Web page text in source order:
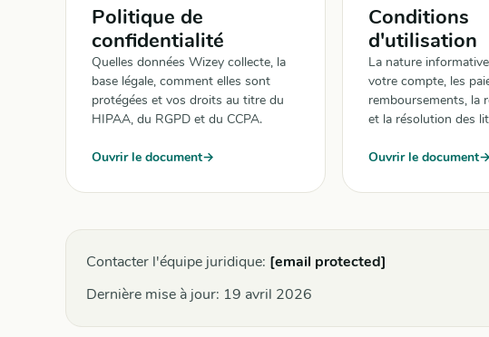
Politique de
confidentialité
Quelles données Wizey collecte, la
base légale, comment elles sont
protégées et vos droits au titre du
HIPAA, du RGPD et du CCPA.
Ouvrir le document
Conditions
d'utilisation
La nature
votre compte, les
remboursements, la
et la résolution des
Ouvrir le document
Contacter l'équipe juridique: [email protected]
Dernière mise à jour: 19 avril 2026